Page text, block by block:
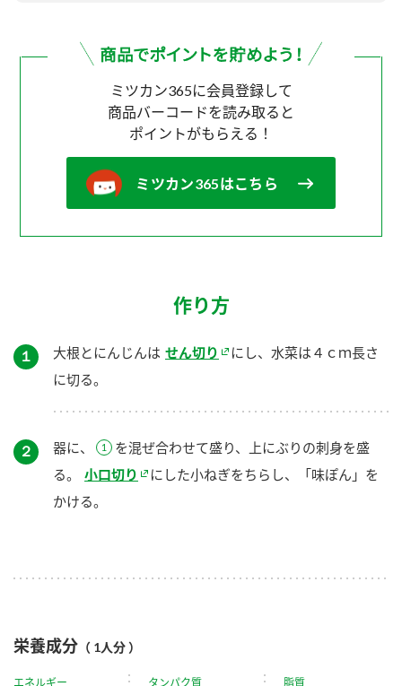
ミツカン365に会員登録して
商品バーコードを読み取ると
ポイントがもらえる！
ミツカン365はこちら
作り方
１ 大根とにんじんは せん切り
にし、水菜は４ｃｍ長さ
に切る。
２ 器に、
を混ぜ合わせて盛り、上にぶりの刺身を盛
る。
小口切り
にした小ねぎをちらし、「味ぽん」を
かける。
栄養成分 （ 1人分 ）
エネルギー タンパク質 脂質